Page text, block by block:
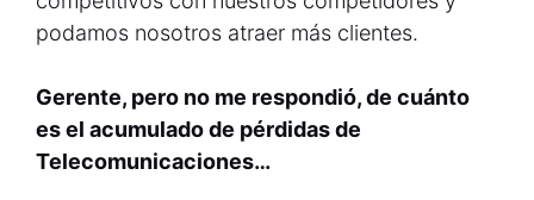
podamos nosotros atraer más clientes.
Gerente, pero no me respondió, de cuánto
es el acumulado de pérdidas de
Telecomunicaciones…